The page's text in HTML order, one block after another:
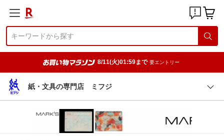
8/11(火)01:59まで 要エントリー
紙・文具の専門店 ミフジ